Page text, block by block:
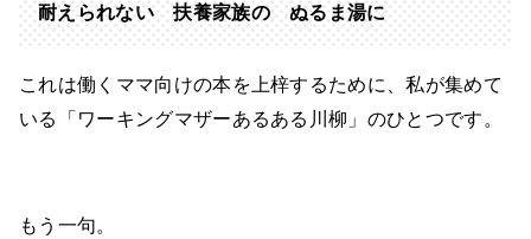
耐えられない 扶養家族の ぬるま湯に
これは働くママ向けの本を上梓するために、私が集めて
いる「ワーキングマザーあるある川柳」のひとつです。
もう一句。